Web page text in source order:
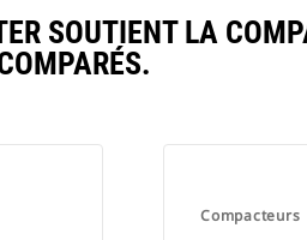
SOUTIENT LA
Compacteurs